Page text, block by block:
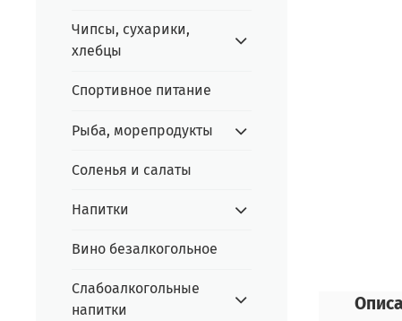
Чипсы, сухарики,
хлебцы
Спортивное питание
Рыба, морепродукты
Соленья и салаты
Напитки
Вино безалкогольное
Слабоалкогольные
напитки